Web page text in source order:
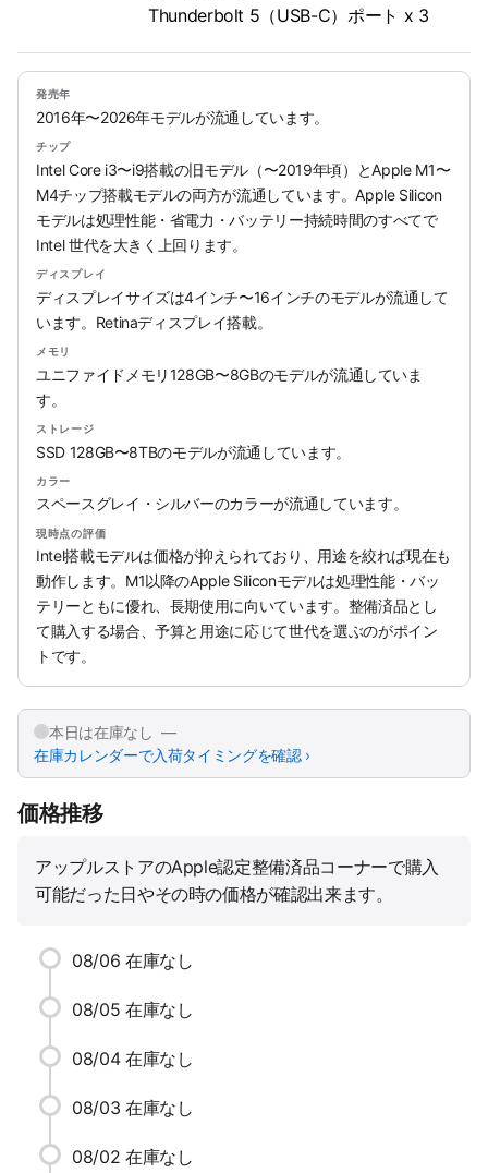
Thunderbolt 5（USB-C）ポート x 3
発売年
2016年〜2026年モデルが流通しています。
チップ
Intel Core i3〜i9搭載の旧モデル（〜2019年頃）とApple M1〜
M4チップ搭載モデルの両方が流通しています。Apple Silicon
モデルは処理性能・省電力・バッテリー持続時間のすべてで
Intel 世代を大きく上回ります。
ディスプレイ
ディスプレイサイズは4インチ〜16インチのモデルが流通して
います。Retinaディスプレイ搭載。
メモリ
ユニファイドメモリ128GB〜8GBのモデルが流通していま
す。
ストレージ
SSD 128GB〜8TBのモデルが流通しています。
カラー
スペースグレイ・シルバーのカラーが流通しています。
現時点の評価
Intel搭載モデルは価格が抑えられており、用途を絞れば現在も
動作します。M1以降のApple Siliconモデルは処理性能・バッ
テリーともに優れ、長期使用に向いています。整備済品とし
て購入する場合、予算と用途に応じて世代を選ぶのがポイン
トです。
本日は在庫なし —
在庫カレンダーで入荷タイミングを確認 ›
価格推移
アップルストアのApple認定整備済品コーナーで購入
可能だった日やその時の価格が確認出来ます。
08/06 在庫なし
08/05 在庫なし
08/04 在庫なし
08/03 在庫なし
08/02 在庫なし